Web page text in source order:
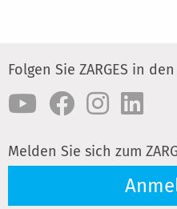
Folgen Sie ZARGES in
Melden Sie sich zum